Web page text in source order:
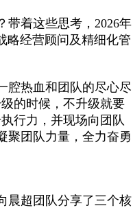
带着这些思考，2026年
略经营顾问及精细化管
腔热血和团队的尽心尽
的时候，不升级就要
行力，并现场向团队
聚团队力量，全力奋勇
晨超团队分享了三个核